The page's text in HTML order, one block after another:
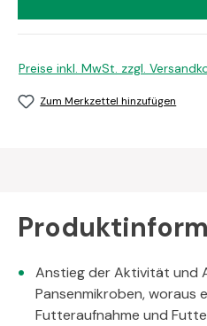
Preise inkl. MwSt. zzgl.
Zum Merkzettel hinzufügen
Anstieg der Aktivität und
Pansenmikroben, woraus
Futteraufnahme und